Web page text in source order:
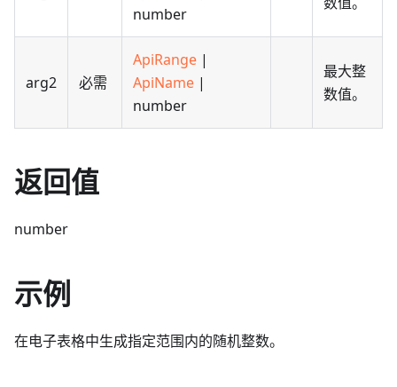
number
arg2 必需
ApiRange |
ApiName |
number
最大整
数值。
返回值
number
示例
在电子表格中生成指定范围内的随机整数。